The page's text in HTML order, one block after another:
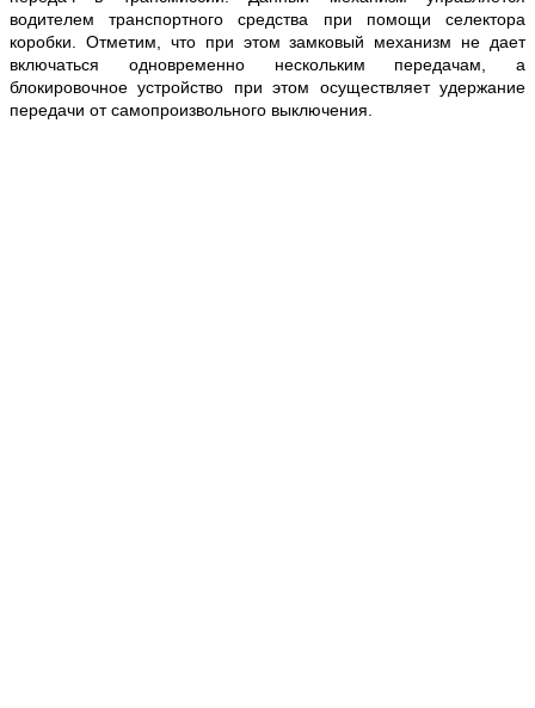
водителем транспортного средства при помощи селектора
коробки. Отметим, что при этом замковый механизм не дает
включаться одновременно нескольким передачам, а
блокировочное устройство при этом осуществляет удержание
передачи от самопроизвольного выключения.